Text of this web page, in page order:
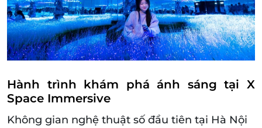
Hành trình khám phá ánh sáng tại X
Space Immersive
Không gian nghệ thuật số đầu tiên tại Hà Nội